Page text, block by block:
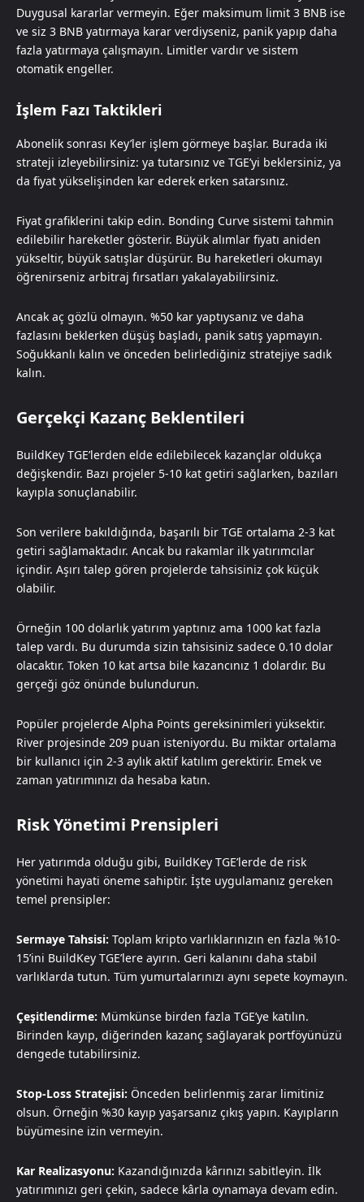
Duygusal kararlar vermeyin. Eğer maksimum limit 3 BNB ise
ve siz 3 BNB yatırmaya karar verdiyseniz, panik yapıp daha
fazla yatırmaya çalışmayın. Limitler vardır ve sistem
otomatik engeller.
İşlem Fazı Taktikleri
Abonelik sonrası Key’ler işlem görmeye başlar. Burada iki
strateji izleyebilirsiniz: ya tutarsınız ve TGE’yi beklersiniz, ya
da fiyat yükselişinden kar ederek erken satarsınız.
Fiyat grafiklerini takip edin. Bonding Curve sistemi tahmin
edilebilir hareketler gösterir. Büyük alımlar fiyatı aniden
yükseltir, büyük satışlar düşürür. Bu hareketleri okumayı
öğrenirseniz arbitraj fırsatları yakalayabilirsiniz.
Ancak aç gözlü olmayın. %50 kar yaptıysanız ve daha
fazlasını beklerken düşüş başladı, panik satış yapmayın.
Soğukkanlı kalın ve önceden belirlediğiniz stratejiye sadık
kalın.
Gerçekçi Kazanç Beklentileri
BuildKey TGE’lerden elde edilebilecek kazançlar oldukça
değişkendir. Bazı projeler 5-10 kat getiri sağlarken, bazıları
kayıpla sonuçlanabilir.
Son verilere bakıldığında, başarılı bir TGE ortalama 2-3 kat
getiri sağlamaktadır. Ancak bu rakamlar ilk yatırımcılar
içindir. Aşırı talep gören projelerde tahsisiniz çok küçük
olabilir.
Örneğin 100 dolarlık yatırım yaptınız ama 1000 kat fazla
talep vardı. Bu durumda sizin tahsisiniz sadece 0.10 dolar
olacaktır. Token 10 kat artsa bile kazancınız 1 dolardır. Bu
gerçeği göz önünde bulundurun.
Popüler projelerde Alpha Points gereksinimleri yüksektir.
River projesinde 209 puan isteniyordu. Bu miktar ortalama
bir kullanıcı için 2-3 aylık aktif katılım gerektirir. Emek ve
zaman yatırımınızı da hesaba katın.
Risk Yönetimi Prensipleri
Her yatırımda olduğu gibi, BuildKey TGE’lerde de risk
yönetimi hayati öneme sahiptir. İşte uygulamanız gereken
temel prensipler:
Sermaye Tahsisi: Toplam kripto varlıklarınızın en fazla %10-
15’ini BuildKey TGE’lere ayırın. Geri kalanını daha stabil
varlıklarda tutun. Tüm yumurtalarınızı aynı sepete koymayın.
Çeşitlendirme: Mümkünse birden fazla TGE’ye katılın.
Birinden kayıp, diğerinden kazanç sağlayarak portföyünüzü
dengede tutabilirsiniz.
Stop-Loss Stratejisi: Önceden belirlenmiş zarar limitiniz
olsun. Örneğin %30 kayıp yaşarsanız çıkış yapın. Kayıpların
büyümesine izin vermeyin.
Kar Realizasyonu: Kazandığınızda kârınızı sabitleyin. İlk
yatırımınızı geri çekin, sadece kârla oynamaya devam edin.